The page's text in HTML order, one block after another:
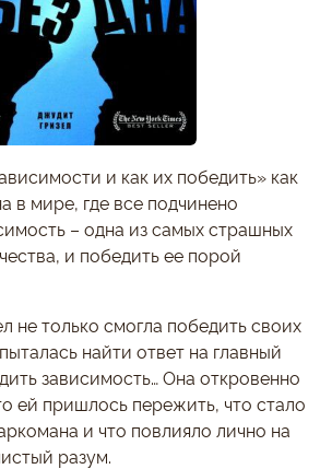
и как их победить» как
в мире, где все подчинено
– одна из самых страшных
и победить ее порой
не только смогла победить своих
найти ответ на главный
зависимость… Она откровенно
ей пришлось пережить, что стало
и что повлияло лично на
разум.